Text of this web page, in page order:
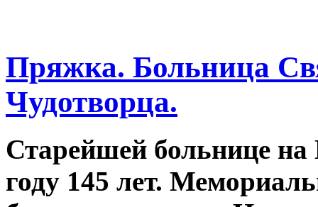
Пряжка. Больница
Чудотворца.
Старейшей больнице
году 145 лет.